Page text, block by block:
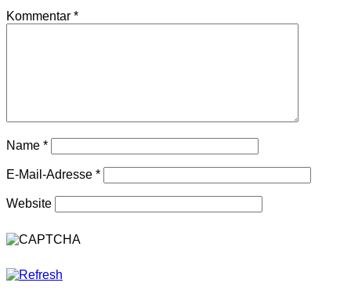
Kommentar *
Name *
E-Mail-Adresse *
Website